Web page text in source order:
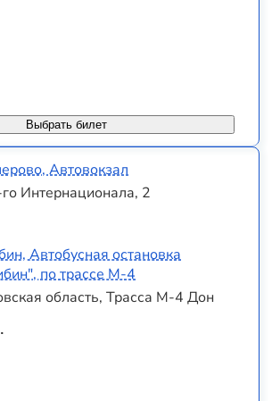
Выбрать билет
Автовокзал
Интернационала, 2
Автобусная остановка
по трассе М-4
область, Трасса М-4 Дон